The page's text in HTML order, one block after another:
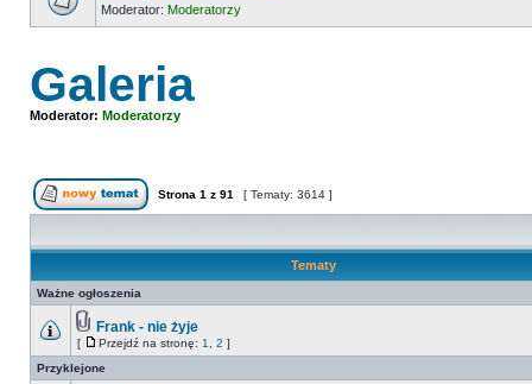
Moderator: Moderatorzy
Galeria
Moderator: Moderatorzy
Strona 1 z 91 [ Tematy: 3614 ]
Tematy
Ważne ogłoszenia
Frank - nie żyje
[ Przejdź na stronę: 1 2 ]
Przyklejone